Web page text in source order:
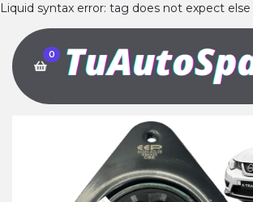
Liquid syntax error: tag does not expect
0